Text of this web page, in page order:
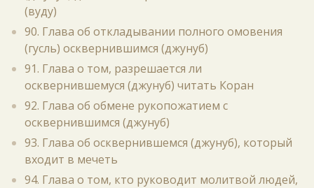
(вуду)
90. Глава об откладывании полного омовения
(гусль) осквернившимся (джунуб)
91. Глава о том, разрешается ли
осквернившемуся (джунуб) читать Коран
92. Глава об обмене рукопожатием с
осквернившимся (джунуб)
93. Глава об осквернившемся (джунуб), который
входит в мечеть
94. Глава о том, кто руководит молитвой людей,